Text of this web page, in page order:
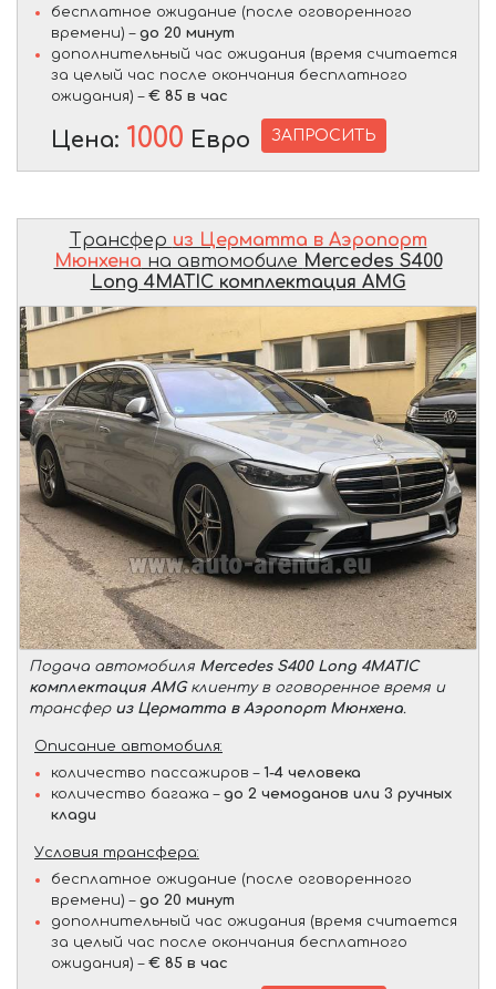
бесплатное ожидание (после оговоренного
времени) – до 20 минут
дополнительный час ожидания (время считается
за целый час после окончания бесплатного
ожидания) – € 85 в час
Цена: 1000 Евро ЗАПРОСИТЬ
Трансфер из Церматта в Аэропорт
Мюнхена на автомобиле Mercedes S400
Long 4MATIC комплектация AMG
Подача автомобиля Mercedes S400 Long 4MATIC
комплектация AMGклиенту в оговоренное время и
трансфер из Церматта в Аэропорт Мюнхена.
Описание автомобиля:
количество пассажиров – 1-4 человека
количество багажа – до 2 чемоданов или 3 ручных
клади
Условия трансфера:
бесплатное ожидание (после оговоренного
времени) – до 20 минут
дополнительный час ожидания (время считается
за целый час после окончания бесплатного
ожидания) – € 85 в час